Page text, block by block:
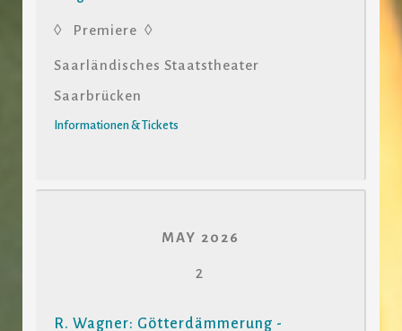
◊ Premiere ◊
Saarländisches Staatstheater
Saarbrücken
Informationen & Tickets
MAY 2026
2
R. Wagner: Götterdämmerung -